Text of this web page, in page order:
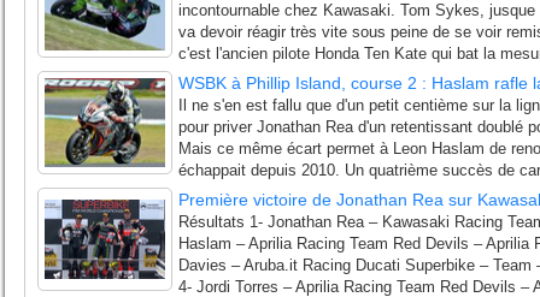
incontournable chez Kawasaki. Tom Sykes,
va devoir réagir très vite sous peine de se voir
c'est l'ancien pilote Honda Ten Kate qui bat la
WSBK à Phillip Island, course 2 : Haslam rafle
Il ne s'en est fallu que d'un petit centième sur la
pour priver Jonathan Rea d'un retentissant doublé
Mais ce même écart permet à Leon Haslam de
échappait depuis 2010. Un quatrième succès de
Première victoire de Jonathan Rea sur
Résultats 1- Jonathan Rea – Kawasaki Racing
Haslam – Aprilia Racing Team Red Devils – Aprilia
Davies – Aruba.it Racing Ducati Superbike –
4- Jordi Torres – Aprilia Racing Team Red Devils –